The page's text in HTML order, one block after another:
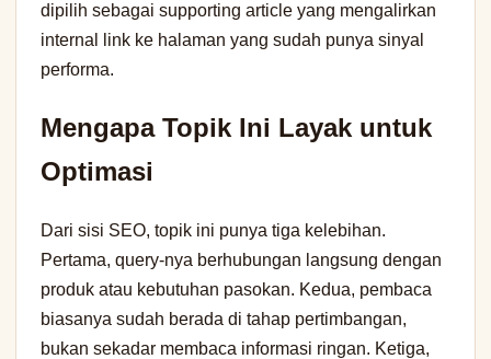
dipilih sebagai supporting article yang mengalirkan
internal link ke halaman yang sudah punya sinyal
performa.
Mengapa Topik Ini Layak untuk
Optimasi
Dari sisi SEO, topik ini punya tiga kelebihan.
Pertama, query-nya berhubungan langsung dengan
produk atau kebutuhan pasokan. Kedua, pembaca
biasanya sudah berada di tahap pertimbangan,
bukan sekadar membaca informasi ringan. Ketiga,